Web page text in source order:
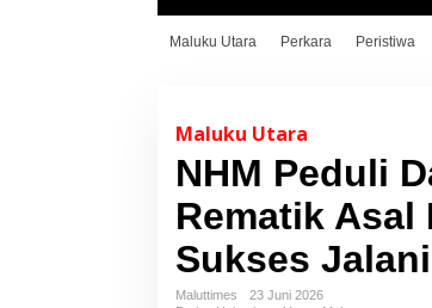
Maluku Utara Perkara Peristiwa
Maluku Utara
NHM Peduli
Rematik Asal
Sukses
Maluttimes
23 Juni 2026